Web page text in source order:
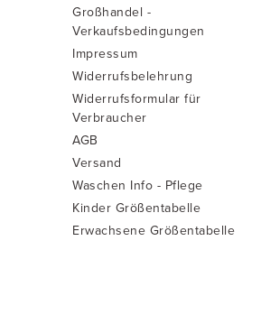
Großhandel -
Verkaufsbedingungen
Impressum
Widerrufsbelehrung
Widerrufsformular für
Verbraucher
AGB
Versand
Waschen Info - Pflege
Kinder Größentabelle
Erwachsene Größentabelle